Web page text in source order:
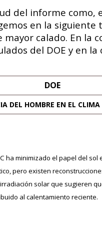
del informe como,
en la
mayor calado. En la
del DOE y en
DOE
DEL HOMBRE EN EL CLIMA
ha minimizado el papel del sol
pero existen
solar que sugieren
al calentamiento reciente.